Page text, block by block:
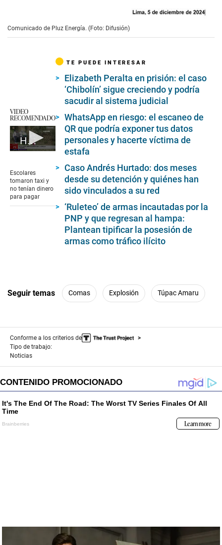
Comunicado de Pluz Energía. (Foto: Difusión)
VIDEO
RECOMENDADO
Huancayo: escolares amenazan con arma blanca a taxista
of
1
minute,
56
seconds
Escolares
tomaron taxi y
no tenían dinero
para pagar
TE PUEDE INTERESAR
Elizabeth Peralta en prisión: el caso
‘Chibolín’ sigue creciendo y podría
sacudir al sistema judicial
WhatsApp en riesgo: el escaneo de
QR que podría exponer tus datos
personales y hacerte víctima de
estafa
Caso Andrés Hurtado: dos meses
desde su detención y quiénes han
sido vinculados a su red
‘Ruleteo’ de armas incautadas por la
PNP y que regresan al hampa:
Plantean tipificar la posesión de
armas como tráfico ilícito
Seguir temas Comas Explosión Túpac Amaru
Conforme a los criterios de
Tipo de trabajo:
Noticias